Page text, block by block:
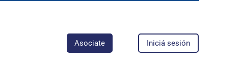
Asociate Iniciá sesión